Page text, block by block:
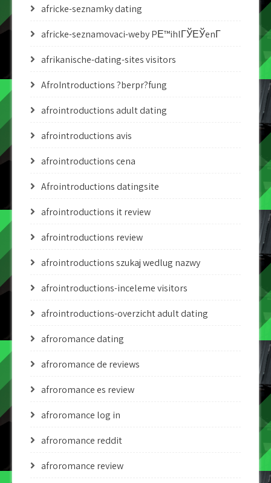
africke-seznamky dating
africke-seznamovaci-weby PЕ™ihlГЎЕЎenГ­
afrikanische-dating-sites visitors
AfroIntroductions ?berpr?fung
afrointroductions adult dating
afrointroductions avis
afrointroductions cena
Afrointroductions datingsite
afrointroductions it review
afrointroductions review
afrointroductions szukaj wedlug nazwy
afrointroductions-inceleme visitors
afrointroductions-overzicht adult dating
afroromance dating
afroromance de reviews
afroromance es review
afroromance log in
afroromance reddit
afroromance review